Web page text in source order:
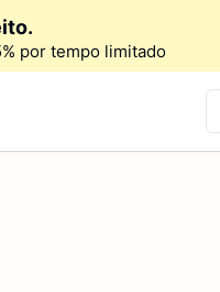
por tempo limitado